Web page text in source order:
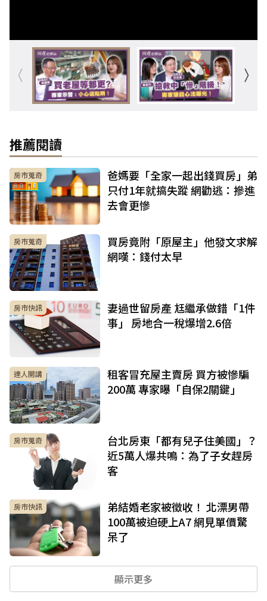
推薦閱讀
房市蒐奇
爸媽要「全家一起出錢買房」弟
只付1年就搞失蹤 網勸逃：摻進
去會更慘
房市蒐奇
買房竟附「原屋主」他發文求解
網嘆：錢付太早
房市快訊
妻過世留房產 尪繼承做錯「1件
事」 房地合一稅爆增2.6倍
達人開講
租客冒充屋主賣房 買方被慘騙
200萬 專家曝「自保2關鍵」
房市蒐奇
台北房東「都有兒子住美國」？
近5萬人爆共鳴：為了子女趕房
客
房市快訊
弟結婚老家被徵收！ 北漂男帶
100萬被迫硬上A7 網見單價驚
呆了
顯示更多